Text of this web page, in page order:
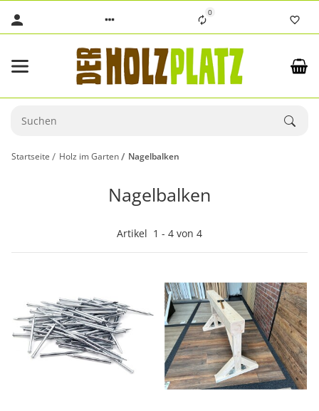
0
Startseite Holz im Garten Nagelbalken
Nagelbalken
Artikel 1 - 4 von 4